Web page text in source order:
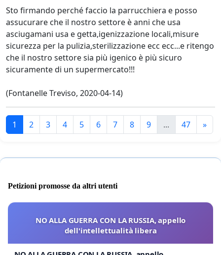
Sto firmando perché faccio la parrucchiera e posso
assucurare che il nostro settore è anni che usa
asciugamani usa e getta,igenizzazione locali,misure
sicurezza per la pulizia,sterilizzazione ecc ecc...e ritengo
che il nostro settore sia più igenico è più sicuro
sicuramente di un supermercato!!!
(Fontanelle Treviso, 2020-04-14)
1 2 3 4 5 6 7 8 9 ... 47 »
Petizioni promosse da altri utenti
NO ALLA GUERRA CON LA RUSSIA, appello
dell'intellettualità libera